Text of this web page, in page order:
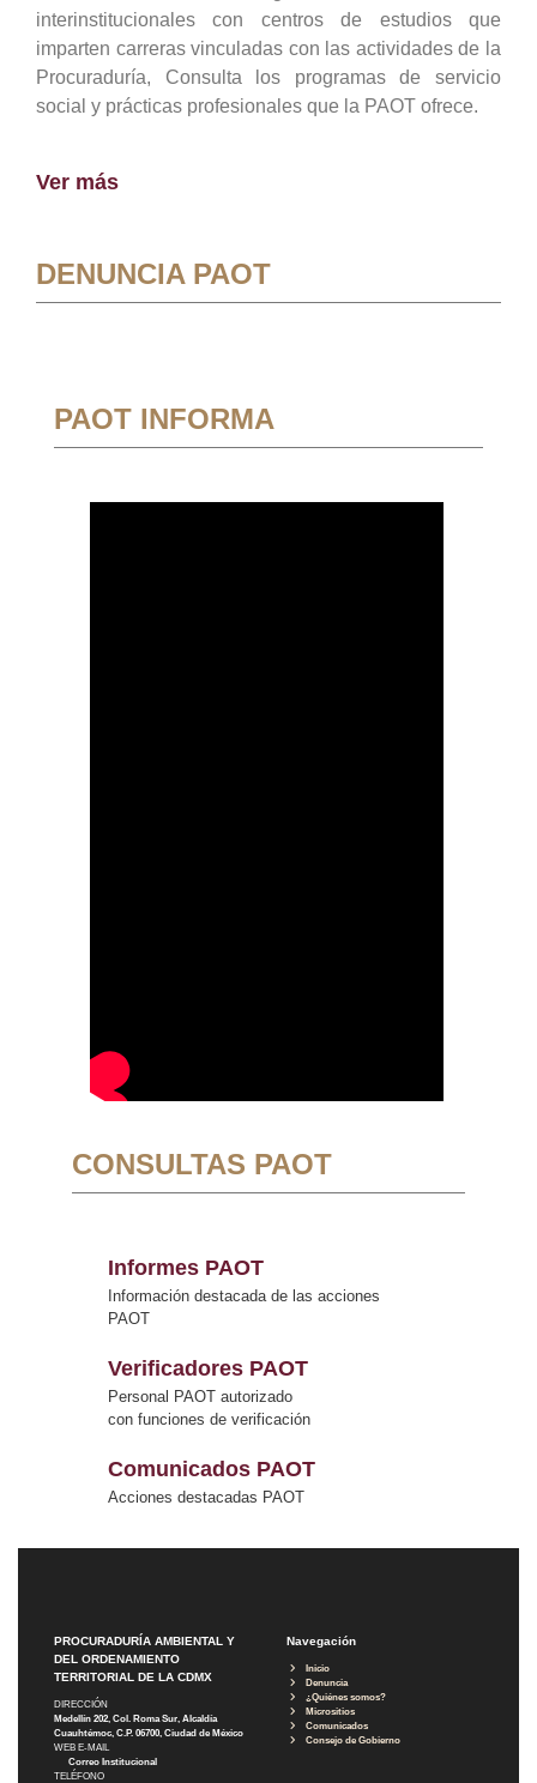
interinstitucionales con centros de estudios que
imparten carreras vinculadas con las actividades de la
Procuraduría, Consulta los programas de servicio
social y prácticas profesionales que la PAOT ofrece.
Ver más
DENUNCIA PAOT
PAOT INFORMA
CONSULTAS PAOT
Informes PAOT
Información destacada de las acciones
PAOT
Verificadores PAOT
Personal PAOT autorizado
con funciones de verificación
Comunicados PAOT
Acciones destacadas PAOT
PROCURADURÍA AMBIENTAL Y
DEL ORDENAMIENTO
TERRITORIAL DE LA CDMX
DIRECCIÓN
Medellín 202, Col. Roma Sur, Alcaldía
Cuauhtémoc, C.P. 06700, Ciudad de México
WEB E-MAIL
Correo Institucional
TELÉFONO
Navegación
Inicio
Denuncia
¿Quiénes somos?
Micrositios
Comunicados
Consejo de Gobierno